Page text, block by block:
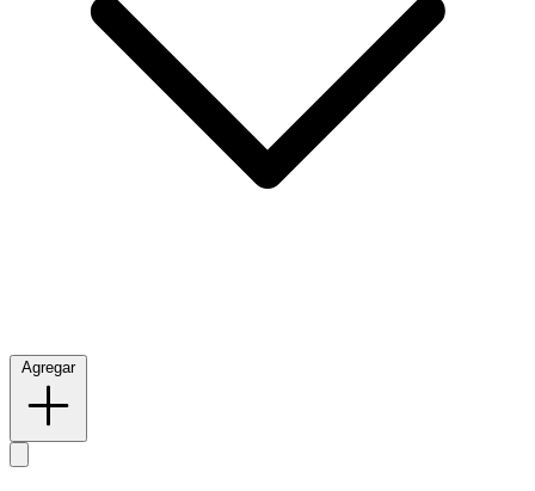
Agregar